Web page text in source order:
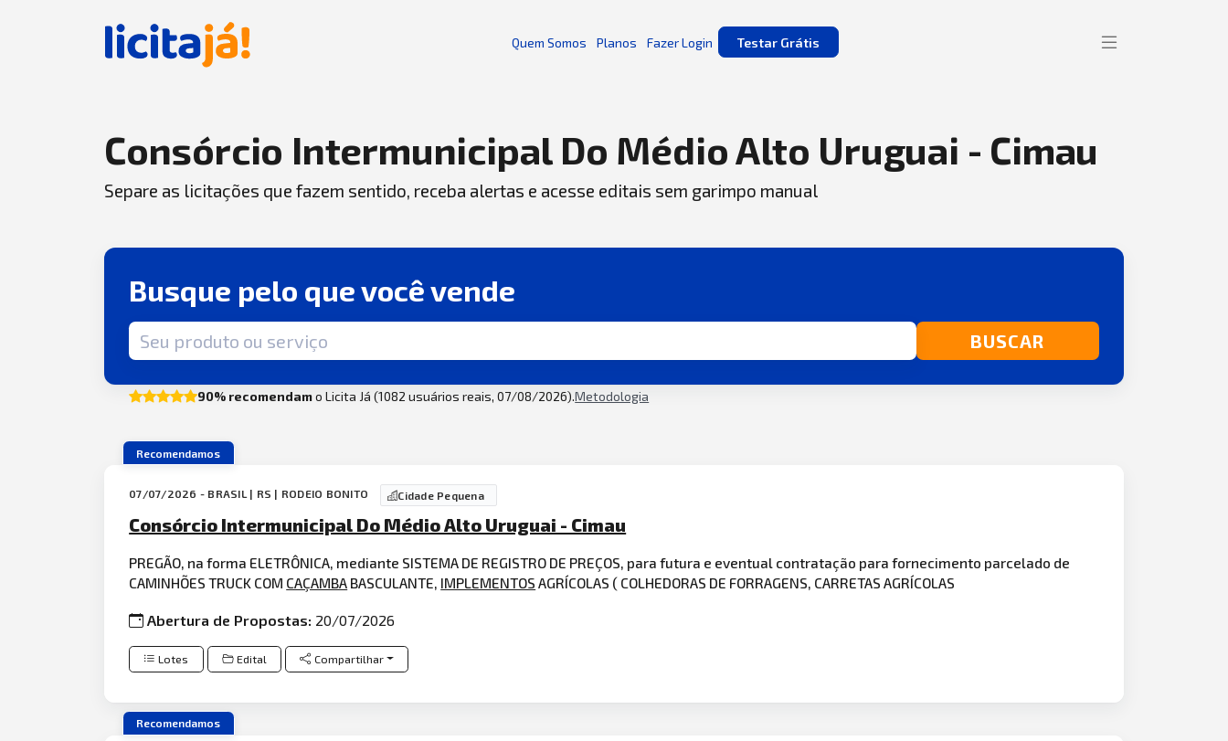
Quem Somos Planos Fazer Login Testar Grátis
Consórcio Intermunicipal Do Médio Alto Uruguai - Cimau
Separe as licitações que fazem sentido, receba alertas e acesse editais sem garimpo manual
Busque pelo que você vende
Termo de busca BUSCAR
90% recomendamo Licita Já (1082 usuários reais, 07/08/2026).Metodologia
Recomendamos
07/07/2026 - BRASIL | RS | RODEIO BONITO Cidade Pequena
Consórcio Intermunicipal Do Médio Alto Uruguai - Cimau
PREGÃO, na forma ELETRÔNICA, mediante SISTEMA DE REGISTRO DE PREÇOS, para futura e eventual contratação para fornecimento parcelado de
CAMINHÕES TRUCK COM CAÇAMBA BASCULANTE, IMPLEMENTOS AGRÍCOLAS ( COLHEDORAS DE FORRAGENS, CARRETAS AGRÍCOLAS
Abertura de Propostas: 20/07/2026
Lotes Edital Compartilhar
Recomendamos